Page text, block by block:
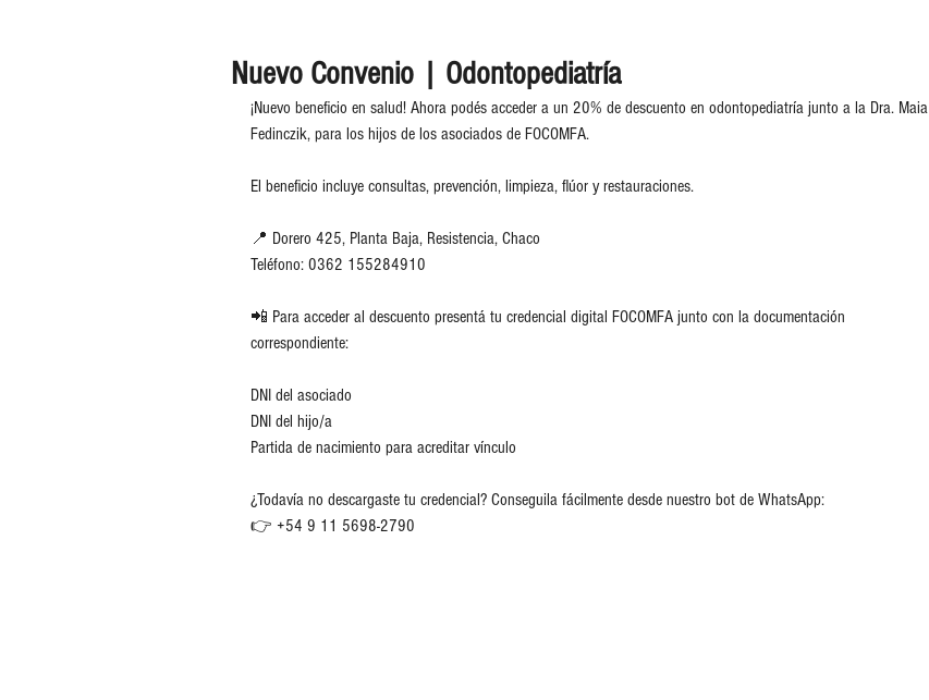
Nuevo Convenio | Odontopediatría
¡Nuevo beneficio en salud! Ahora podés acceder a un 20% de descuento en odontopediatría junto a la Dra. Maia
Fedinczik, para los hijos de los asociados de FOCOMFA.
El beneficio incluye consultas, prevención, limpieza, flúor y restauraciones.
📍 Dorero 425, Planta Baja, Resistencia, Chaco
Teléfono: 0362 155284910
📲 Para acceder al descuento presentá tu credencial digital FOCOMFA junto con la documentación
correspondiente:
DNI del asociado
DNI del hijo/a
Partida de nacimiento para acreditar vínculo
¿Todavía no descargaste tu credencial? Conseguila fácilmente desde nuestro bot de WhatsApp:
👉 +54 9 11 5698-2790